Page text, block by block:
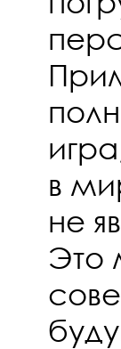
в
не
Это